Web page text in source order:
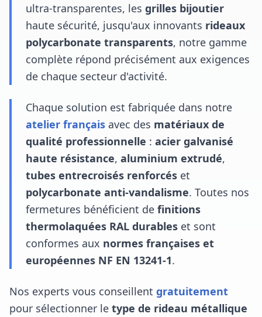
ultra-transparentes, les grilles bijoutier
haute sécurité, jusqu'aux innovants rideaux
polycarbonate transparents, notre gamme
complète répond précisément aux exigences
de chaque secteur d'activité.
Chaque solution est fabriquée dans notre
atelier français avec des matériaux de
qualité professionnelle : acier galvanisé
haute résistance, aluminium extrudé,
tubes entrecroisés renforcés et
polycarbonate anti-vandalisme. Toutes nos
fermetures bénéficient de finitions
thermolaquées RAL durables et sont
conformes aux normes françaises et
européennes NF EN 13241-1.
Nos experts vous conseillent gratuitement
pour sélectionner le type de rideau métallique